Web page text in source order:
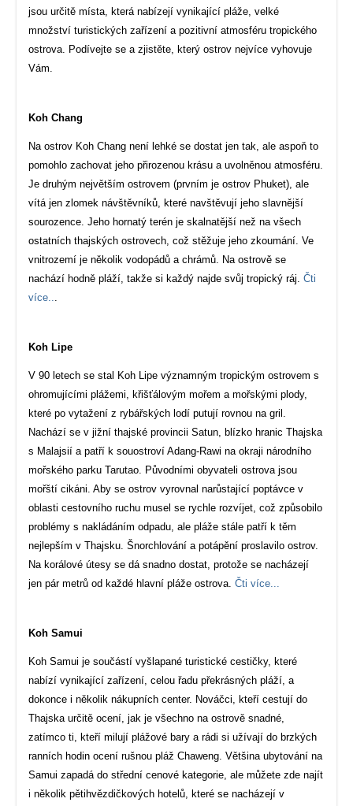
jsou určitě místa, která nabízejí vynikající pláže, velké
množství turistických zařízení a pozitivní atmosféru tropického
ostrova. Podívejte se a zjistěte, který ostrov nejvíce vyhovuje
Vám.
Koh Chang
Na ostrov Koh Chang není lehké se dostat jen tak, ale aspoň to
pomohlo zachovat jeho přirozenou krásu a uvolněnou atmosféru.
Je druhým největším ostrovem (prvním je ostrov Phuket), ale
vítá jen zlomek návštěvníků, které navštěvují jeho slavnější
sourozence. Jeho hornatý terén je skalnatější než na všech
ostatních thajských ostrovech, což stěžuje jeho zkoumání. Ve
vnitrozemí je několik vodopádů a chrámů. Na ostrově se
nachází hodně pláží, takže si každý najde svůj tropický ráj.Čti
více...
Koh Lipe
V 90 letech se stal Koh Lipe významným tropickým ostrovem s
ohromujícími plážemi, křišťálovým mořem a mořskými plody,
které po vytažení z rybářských lodí putují rovnou na gril.
Nachází se v jižní thajské provincii Satun, blízko hranic Thajska
s Malajsií a patří k souostroví Adang-Rawi na okraji národního
mořského parku Tarutao. Původními obyvateli ostrova jsou
mořští cikáni. Aby se ostrov vyrovnal narůstající poptávce v
oblasti cestovního ruchu musel se rychle rozvíjet, což způsobilo
problémy s nakládáním odpadu, ale pláže stále patří k těm
nejlepším v Thajsku. Šnorchlování a potápění proslavilo ostrov.
Na korálové útesy se dá snadno dostat, protože se nacházejí
jen pár metrů od každé hlavní pláže ostrova.Čti více...
Koh Samui
Koh Samui je součástí vyšlapané turistické cestičky, které
nabízí vynikající zařízení, celou řadu překrásných pláží, a
dokonce i několik nákupních center. Nováčci, kteří cestují do
Thajska určitě ocení, jak je všechno na ostrově snadné,
zatímco ti, kteří milují plážové bary a rádi si užívají do brzkých
ranních hodin ocení rušnou pláž Chaweng. Většina ubytování na
Samui zapadá do střední cenové kategorie, ale můžete zde najít
i několik pětihvězdičkových hotelů, které se nacházejí v